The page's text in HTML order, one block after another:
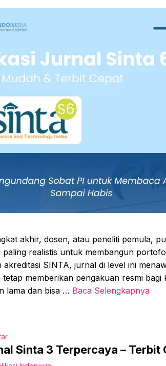
akhir, dosen, atau peneliti pemula,
realistis untuk membangun
akreditasi SINTA, jurnal di level ini
memberikan pengakuan resmi
lama dan bisa … Baca Selengkapnya
Sinta 3 Terpercaya – Terbit